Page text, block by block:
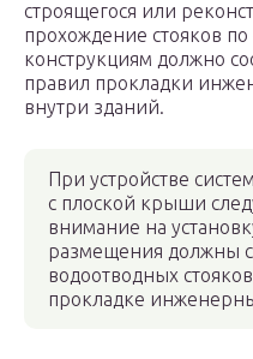
строящегося или
прохождение стояков
конструкциям должно
правил прокладки
внутри зданий.
При устройстве
с плоской крыши
внимание на
размещения должны
водоотводных
прокладке